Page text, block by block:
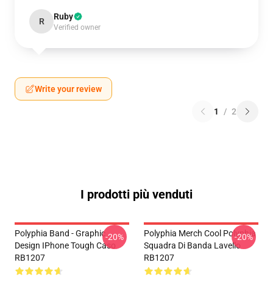
R Ruby
Verified owner
Write your review
1 / 2
I prodotti più venduti
Polyphia Band - Graphic
Design IPhone Tough Caso
RB1207
-20%
Polyphia Merch Cool Polyphia
Squadra Di Banda Lavello
RB1207
-20%